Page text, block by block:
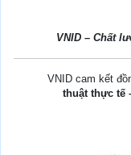
VNID – Chất
VNID cam kết
thuật thực tế